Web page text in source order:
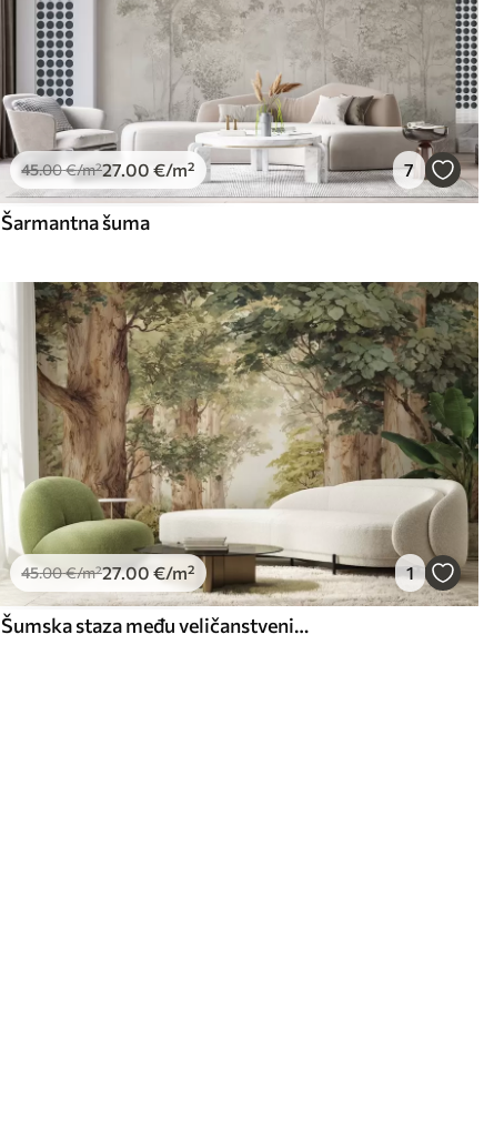
45.00€/m²27.00 €/m² 7
Šarmantna šuma
45.00€/m²27.00 €/m² 1
Šumska staza među veličanstvenim drvećem u stilu akvarela